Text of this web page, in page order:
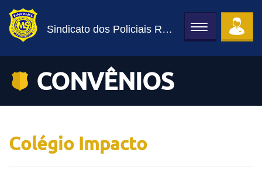
Sindicato dos Policiais Rodoviários Federais de MS
Toggle
navigation
CONVÊNIOS
Colégio Impacto